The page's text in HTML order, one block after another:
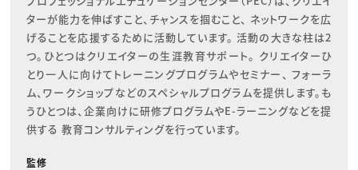
ターが能力を伸ばすこと、チャンスを掴むこと、 ネットワークを広
げることを応援するために活動しています。 活動の大きな柱は2
つ。ひとつはクリエイターの生涯教育サポート。 クリエイターひ
とり一人に向けてトレーニングプログラムやセミナー、 フォーラ
ム、ワークショップなどのスペシャルプログラムを提供します。も
うひとつは、企業向けに研修プログラムやE-ラーニングなどを提
供する 教育コンサルティングを行っています。
監修